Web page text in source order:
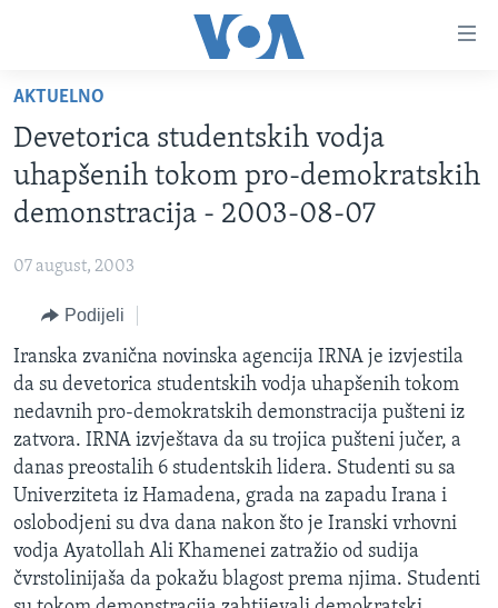
glavni
sadržaj
Pređi
na
glavnu
Idi
pretragu
VIDEO
FOTOGRAFIJE DANA
SJEDINJENE AMERIČKE DRŽAVE
BOSNA I HERCEGOVINA
SVIJET
NAUKA I TEHNOLOGIJA
SPECIJALNI PROJEKTI
KORUPCIJA
SLOBODA MEDIJA
ŽENSKA STRANA
IZBJEGLIČKA STRANA
MAGAZIN
O GLASU AMERIKE
AKTUELNO
Devetorica studentskih vodja
uhapšenih tokom pro-demokratskih
demonstracija - 2003-08-07
07 august, 2003
Podijeli
Iranska zvanična novinska agencija IRNA je izvjestila
da su devetorica studentskih vodja uhapšenih tokom
nedavnih pro-demokratskih demonstracija pušteni iz
zatvora. IRNA izvještava da su trojica pušteni jučer, a
danas preostalih 6 studentskih lidera. Studenti su sa
Univerziteta iz Hamadena, grada na zapadu Irana i
oslobodjeni su dva dana nakon što je Iranski vrhovni
vodja Ayatollah Ali Khamenei zatražio od sudija
čvrstolinijaša da pokažu blagost prema njima. Studenti